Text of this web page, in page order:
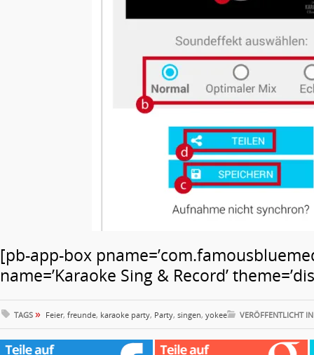
[pb-app-box
name=’Karaoke Sing & Record’
TAGS » Feier, freunde, karaoke party, Party, singen, yokee VERÖFFENTLICHT